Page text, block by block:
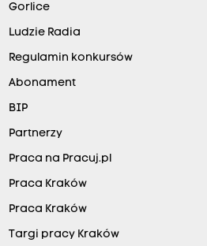
Gorlice
Ludzie Radia
Regulamin konkursów
Abonament
BIP
Partnerzy
Praca na Pracuj.pl
Praca Kraków
Praca Kraków
Targi pracy Kraków